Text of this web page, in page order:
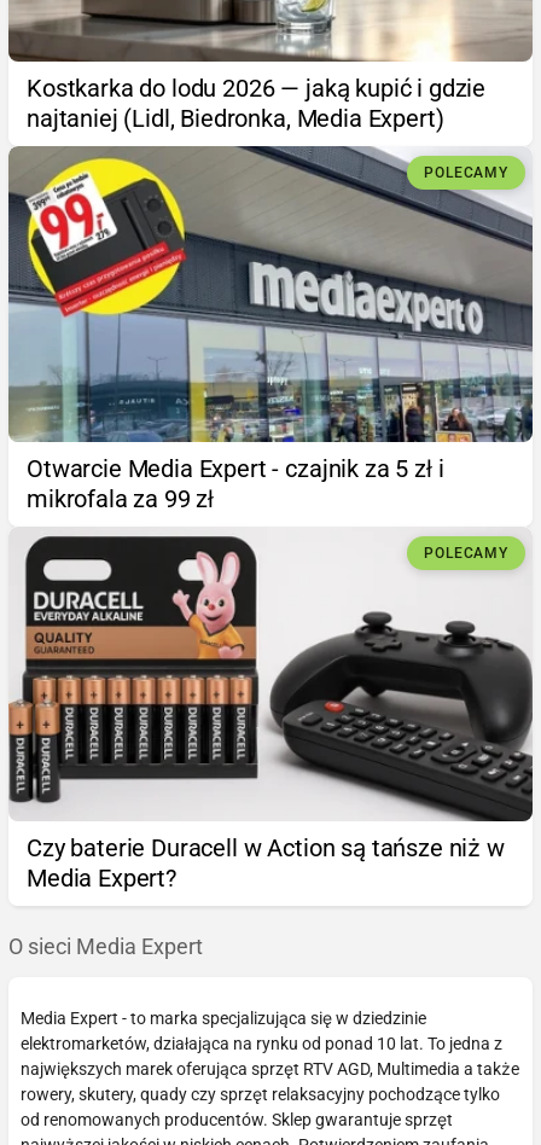
Kostkarka do lodu 2026 — jaką kupić i gdzie
najtaniej (Lidl, Biedronka, Media Expert)
POLECAMY
Otwarcie Media Expert - czajnik za 5 zł i
mikrofala za 99 zł
POLECAMY
Czy baterie Duracell w Action są tańsze niż w
Media Expert?
O sieci Media Expert
Media Expert - to marka specjalizująca się w dziedzinie
elektromarketów, działająca na rynku od ponad 10 lat. To jedna z
największych marek oferująca sprzęt RTV AGD, Multimedia a także
rowery, skutery, quady czy sprzęt relaksacyjny pochodzące tylko
od renomowanych producentów. Sklep gwarantuje sprzęt